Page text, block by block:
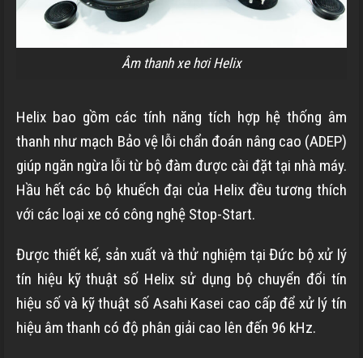
Âm thanh xe hơi Helix
Helix bao gồm các tính năng tích hợp hệ thống âm
thanh như mạch Bảo vệ lỗi chẩn đoán nâng cao (ADEP)
giúp ngăn ngừa lỗi từ bộ đàm được cài đặt tại nhà máy.
Hầu hết các bộ khuếch đại của Helix đều tương thích
với các loại xe có công nghệ Stop-Start.
Được thiết kế, sản xuất và thử nghiệm tại Đức bộ xử lý
tín hiệu kỹ thuật số Helix sử dụng bộ chuyển đổi tín
hiệu số và kỹ thuật số Asahi Kasei cao cấp để xử lý tín
hiệu âm thanh có độ phân giải cao lên đến 96 kHz.